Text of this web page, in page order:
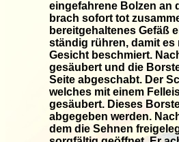
eingefahrene Bolzen an
brach sofort tot
bereitgehaltenes Gefäß
ständig rühren, damit
Gesicht beschmiert.
gesäubert und die
Seite abgeschabt. Der
welches mit einem
gesäubert. Dieses
abgegeben werden.
dem die Sehnen